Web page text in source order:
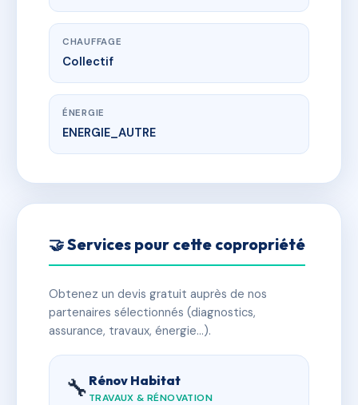
CHAUFFAGE
Collectif
ÉNERGIE
ENERGIE_AUTRE
🤝 Services pour cette copropriété
Obtenez un devis gratuit auprès de nos
partenaires sélectionnés (diagnostics,
assurance, travaux, énergie…).
🔧 Rénov Habitat
TRAVAUX & RÉNOVATION